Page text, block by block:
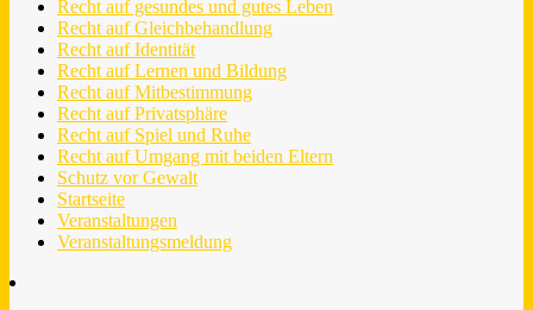
Recht auf gesundes und gutes Leben
Recht auf Gleichbehandlung
Recht auf Identität
Recht auf Lernen und Bildung
Recht auf Mitbestimmung
Recht auf Privatsphäre
Recht auf Spiel und Ruhe
Recht auf Umgang mit beiden Eltern
Schutz vor Gewalt
Startseite
Veranstaltungen
Veranstaltungsmeldung